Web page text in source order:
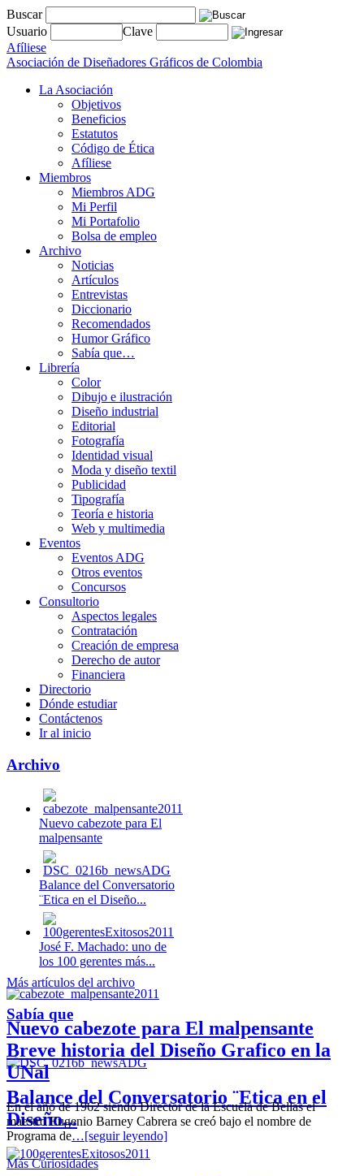
Buscar
Usuario
Clave
Afíliese
Asociación de Diseñadores Gráficos de Colombia
La Asociación
Objetivos
Beneficios
Estatutos
Código de Ética
Afíliese
Miembros
Miembros ADG
Mi Perfil
Mi Portafolio
Bolsa de empleo
Archivo
Noticias
Artículos
Entrevistas
Diccionario
Recomendados
Humor Gráfico
Sabía que…
Librería
Color
Dibujo e ilustración
Diseño industrial
Editorial
Fotografía
Identidad visual
Moda y diseño textil
Publicidad
Tipografía
Teoría e historia
Web y multimedia
Eventos
Eventos ADG
Otros eventos
Concursos
Consultorio
Aspectos legales
Contratación
Creación de empresa
Derecho de autor
Financiera
Directorio
Dónde estudiar
Contáctenos
Ir al inicio
Archivo
Nuevo cabezote para El
malpensante
Balance del Conversatorio
¨Etica en el Diseño...
José F. Machado: uno de
los 100 gerentes más...
Nuevo cabezote para El malpensante
Balance del Conversatorio ¨Etica en el
Diseño...
Más artículos del archivo
Sabía que
Breve historia del Diseño Grafico en la
UNal
En el año de 1962 siendo Director de la Escuela de Bellas el
maestro Eugenio Barney Cabrera se creó bajo el nombre de
Programa de…[seguir leyendo]
Más Curiosidades